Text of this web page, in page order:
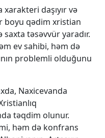
xarakteri daşıyır və
boyu qədim xristian
təsəvvür yaradır.
ev sahibi, həm də
problemli olduğunu
Naxicevanda
təqdim olunur.
həm də konfrans